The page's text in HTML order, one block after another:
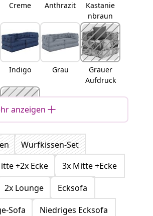
Creme Anthrazit
Kastanie
nbraun
Indigo Grau
Grauer
Aufdruck
Indigo-
Druck
anzeigen
Wurfkissen-Set
+2x Ecke
3x Mitte +Ecke
2x Lounge
Ecksofa
Sofa Niedriges Ecksofa